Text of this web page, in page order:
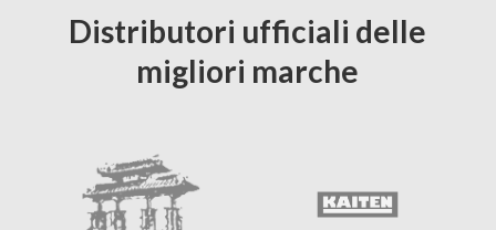
opzioni
possono
essere
pagina
Distributori ufficiali delle
migliori marche